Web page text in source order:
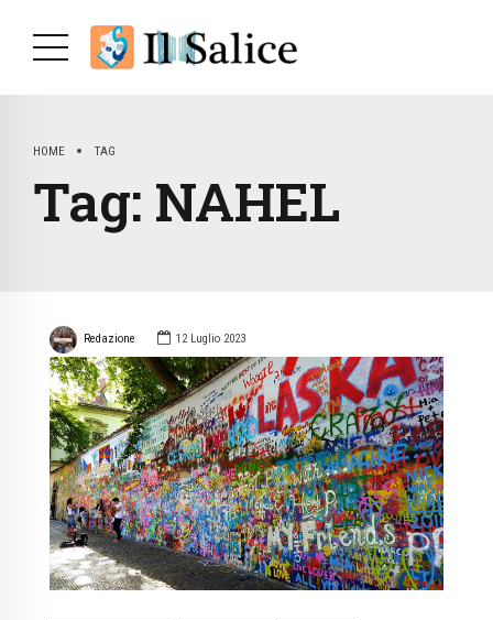
HOME TAG
Tag: NAHEL
Redazione 12 Luglio 2023